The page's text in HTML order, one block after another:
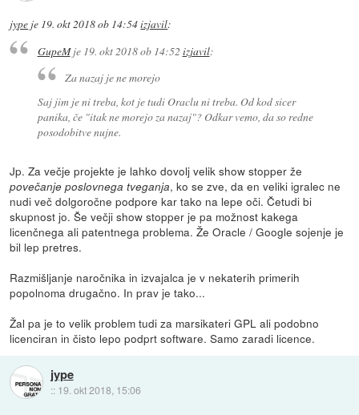
jype je 19. okt 2018 ob 14:54izjavil:
GupeMje 19. okt 2018 ob 14:52 izjavil:
Za nazaj je ne morejo
Saj jim je ni treba, kot je tudi Oraclu ni treba. Od kod sicer
panika, če "itak ne morejo za nazaj"? Odkar vemo, da so redne
posodobitve nujne.
Jp. Za večje projekte je lahko dovolj velik show stopper že
povečanje poslovnega tveganja, ko se zve, da en veliki igralec ne
nudi več dolgoročne podpore kar tako na lepe oči. Četudi bi
skupnost jo. Še večji show stopper je pa možnost kakega
licenčnega ali patentnega problema. Že Oracle / Google sojenje je
bil lep pretres.
Razmišljanje naročnika in izvajalca je v nekaterih primerih
popolnoma drugačno. In prav je tako...
Žal pa je to velik problem tudi za marsikateri GPL ali podobno
licenciran in čisto lepo podprt software. Samo zaradi licence.
jype
:: 19. okt 2018, 15:06